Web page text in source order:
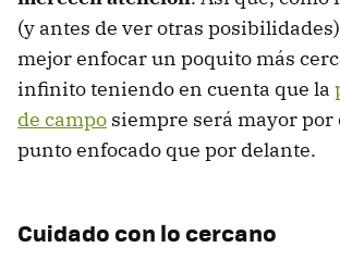
(y antes de ver otras
mejor enfocar un poquito más
infinito teniendo en cuenta que la
de campo siempre será mayor por
punto enfocado que por delante.
Cuidado con lo cercano